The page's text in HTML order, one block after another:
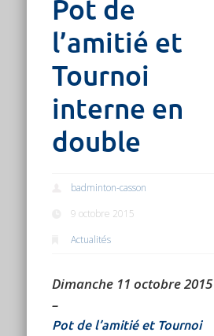
Pot de
l’amitié et
Tournoi
interne en
double
badminton-casson
9 octobre 2015
Actualités
Dimanche 11 octobre 2015
–
Pot de l’amitié et Tournoi